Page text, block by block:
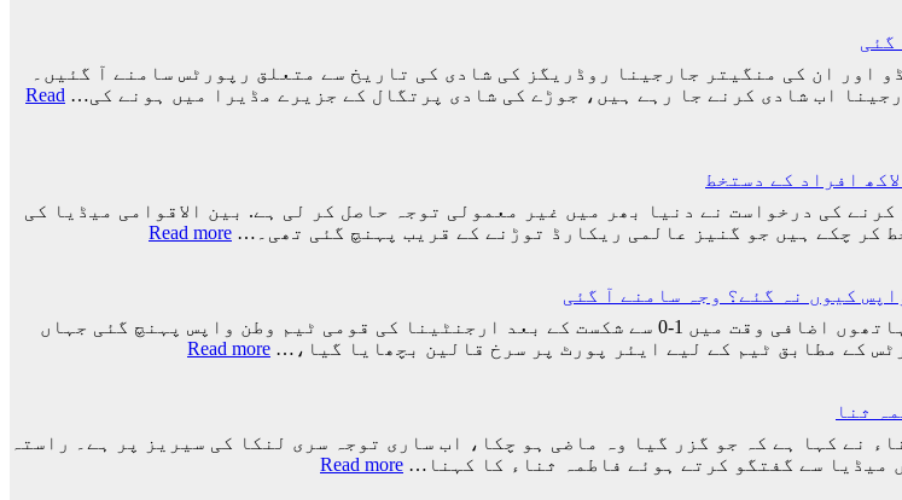
گئی
اور ان کی منگیتر جارجینا روڈریگز کی شادی کی تاریخ سے متعلق رپورٹس سامنے آ گئیں۔
اب شادی کرنے جا رہے ہیں، جوڑے کی شادی پرتگال کے جزیرے مڈیرا میں ہونے کی… Read
2026ء کے فیفا ورلڈ کپ سے باہر کرنے کی درخواست نے دنیا بھر میں غیر معمولی توجہ حاصل کر لی ہے. بین الاقوامی میڈیا کی
Read more
:
ورلڈ
کپ
درخواست
کیوں نہ گئے؟ وجہ سامنے آ گئی
اسلام آباد (مانند نیوز) فیفا ورلڈ کپ 2026ء کے فائنل میں اسپین کے ہاتھوں اضافی وقت میں 1-0 سے شکست کے بعد ارجنٹینا کی قومی ٹیم وطن واپس پہنچ گئی جہاں
کے مطابق ٹیم کے لیے ایئر پورٹ پر سرخ قالین بچھایا گیا،… Read more
:
شکست
ثنا
نے کہا ہے کہ جو گزر گیا وہ ماضی ہو چکا، اب ساری توجہ سری لنکا کی سیریز پر ہے۔ راستہ
میڈیا سے گفتگو کرتے ہوئے فاطمہ ثناء کا کہنا… Read more
: